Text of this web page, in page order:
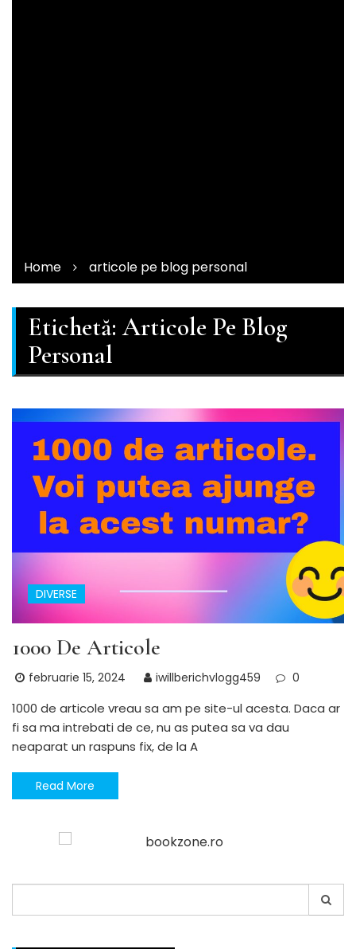
Home articole pe blog personal
Etichetă:Articole Pe Blog
Personal
DIVERSE
1000 De Articole
februarie 15, 2024 iwillberichvlogg459 0
1000 de articole vreau sa am pe site-ul acesta. Daca ar
fi sa ma intrebati de ce, nu as putea sa va dau
neaparat un raspuns fix, de la A
Read More
for: